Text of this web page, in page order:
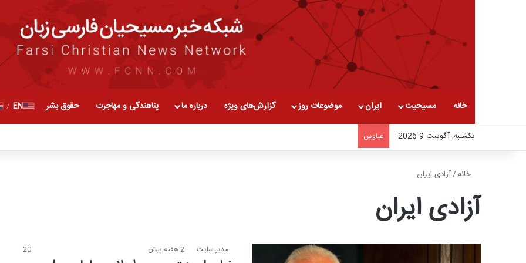
خانه مسیحیت ایران موضوعات روز گزارش‌های ویژه درباره ما پناهندگی و مهاجرت حقوق بشر EN
/
یکشنبه, آگوست 9 2026 عناوین
خانه/آزادی ایران
آزادی ایران
مدیر سایت 2 هفته پیش 20